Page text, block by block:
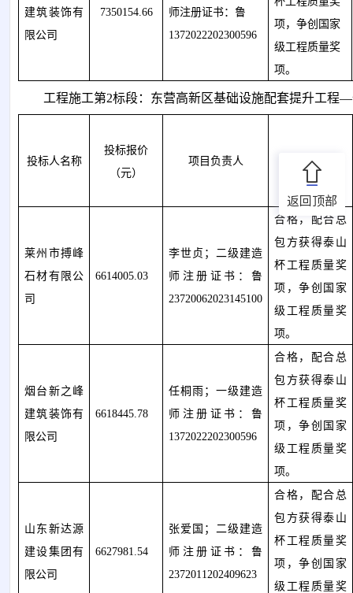
返回顶部
建筑装饰有
限公司
7350154.66
师注册证书：鲁
1372022202300596
项，争创国家
级工程质量奖
项。
工程施工第2标段：东营高新区基础设施配套提升工程—
投标人名称
投标报价
（元）
项目负责人 质量标准
莱州市搏峰
石材有限公
司
6614005.03
李世贞；二级建造
师注册证书：鲁
23720062023145100
合格，配合总
包方获得泰山
杯工程质量奖
项，争创国家
级工程质量奖
项。
烟台新之峰
建筑装饰有
限公司
6618445.78
任桐雨 ；一级建造
师注册证书：鲁
1372022202300596
合格，配合总
包方获得泰山
杯工程质量奖
项，争创国家
级工程质量奖
项。
山东新达源
建设集团有
限公司
6627981.54
张爱国；二级建造
师注册证书：鲁
2372011202409623
合格，配合总
包方获得泰山
杯工程质量奖
项，争创国家
级工程质量奖